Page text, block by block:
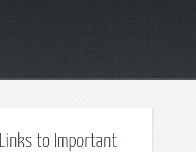
Links to Important